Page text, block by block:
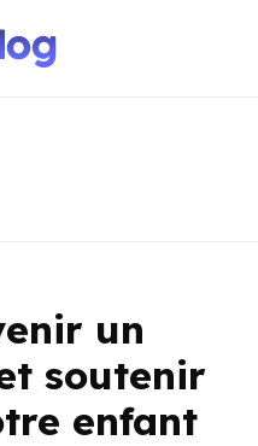
un
soutenir
enfant